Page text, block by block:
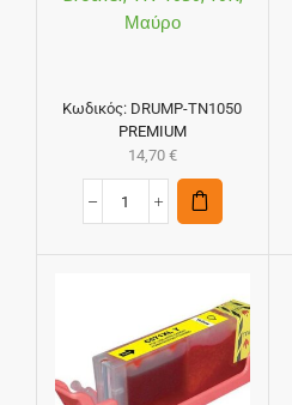
Μαύρο
Κωδικός: DRUMP-TN1050
PREMIUM
14,70 €